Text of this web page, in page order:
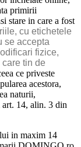
primirii
stare in care a fost
cu etichetele
se accepta
fizice,
tin de
ce priveste
acestora,
naturii,
14, alin. 3 din
in maxim 14